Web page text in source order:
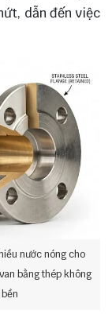
dẫn đến việc
nước nóng cho
bằng thép không